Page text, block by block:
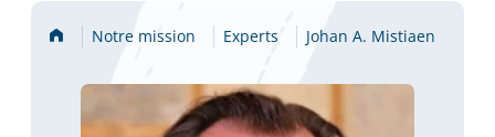
AccueilNotre mission Experts Johan A. Mistiaen